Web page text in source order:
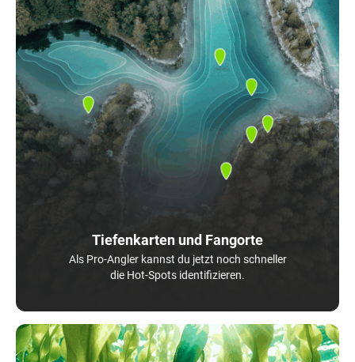
Tiefenkarten und Fangorte
Als Pro-Angler kannst du jetzt noch schneller
die Hot-Spots identifizieren.